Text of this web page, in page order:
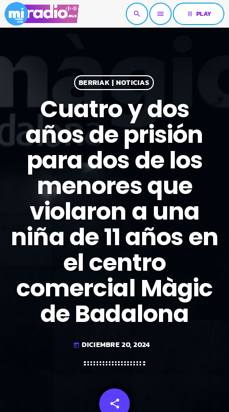
search menu pause PLAY
BERRIAK | NOTICIAS
Cuatro y dos
años de prisión
para dos de los
menores que
violaron a una
niña de 11 años en
el centro
comercial Màgic
de Badalona
today DICIEMBRE 20, 2024
share
email